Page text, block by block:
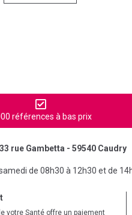
références à bas prix
rue Gambetta - 59540 Caudry
de 08h30 à 12h30 et de
votre Santé offre un paiement